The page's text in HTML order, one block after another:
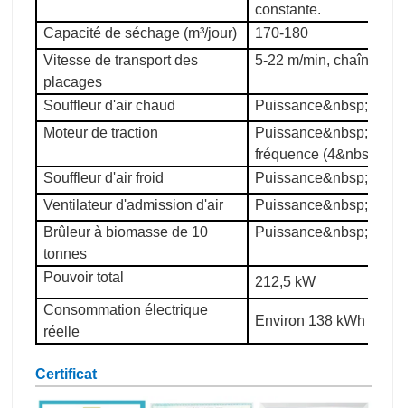
constante.
Capacité de séchage (m³/jour)
170-180
Vitesse de transport des
placages
5-22 m/min, chaîne
Souffleur d'air chaud
Puissance&nbsp;:
Moteur de traction
Puissance&nbsp;:
fréquence
Souffleur d'air froid
Puissance&nbsp;:
Ventilateur d'admission d'air
Puissance&nbsp;:
Brûleur à biomasse de 10
tonnes
Puissance&nbsp;:
Pouvoir total
212,5 kW
Consommation électrique
réelle
Environ 138 kWh par
Certificat